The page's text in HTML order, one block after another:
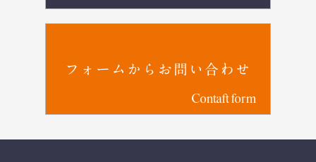
Contaft form
フォームからお問い合わせ